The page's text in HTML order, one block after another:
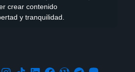
crear contenido
y tranquilidad.